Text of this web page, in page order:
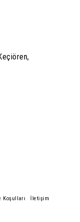
Koşulları İletişim